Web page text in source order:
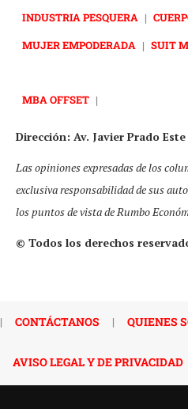
INDUSTRIA PESQUERA |
MUJER EMPODERADA | SUIT
MBA OFFSET |
Dirección: Av. Javier Prado
Las opiniones expresadas de los
exclusiva responsabilidad de sus
los puntos de vista de Rumbo
© Todos los derechos
| CONTÁCTANOS | QUIENES
AVISO LEGAL Y DE PRIVACIDAD